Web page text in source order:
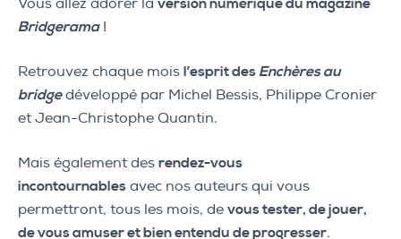
Bridgerama!
Retrouvez chaque mois l’esprit desEnchères au
bridgedéveloppé par Michel Bessis, Philippe Cronier
et Jean-Christophe Quantin.
Mais également des rendez-vous
incontournables avec nos auteurs qui vous
permettront, tous les mois, de vous tester, de jouer,
de vous amuser et bien entendu de progresser.